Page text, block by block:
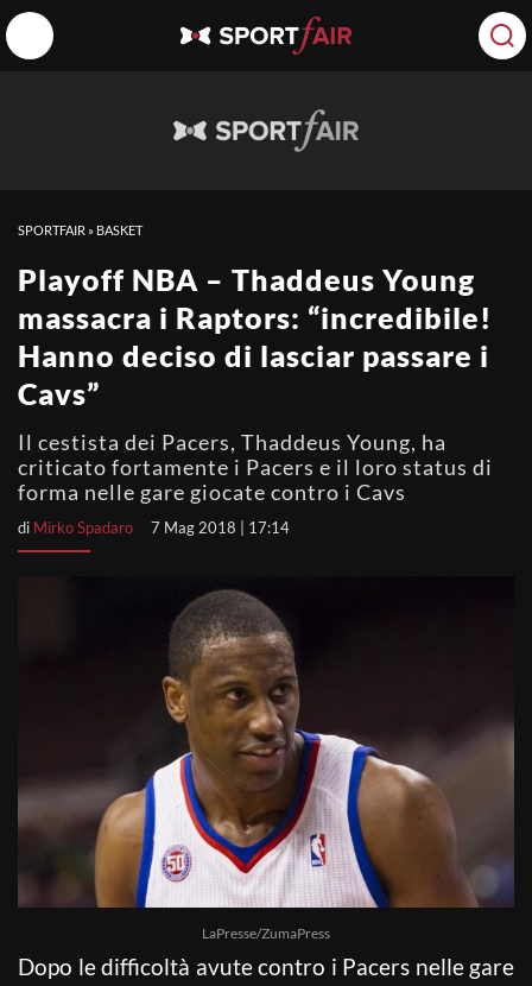
SPORTFAIR » BASKET
Playoff NBA – Thaddeus Young
massacra i Raptors: “incredibile!
Hanno deciso di lasciar passare i
Cavs”
Il cestista dei Pacers, Thaddeus Young, ha
criticato fortamente i Pacers e il loro status di
forma nelle gare giocate contro i Cavs
di Mirko Spadaro 7 Mag 2018 | 17:14
LaPresse/ZumaPress
Dopo le difficoltà avute contro i Pacers nelle gare